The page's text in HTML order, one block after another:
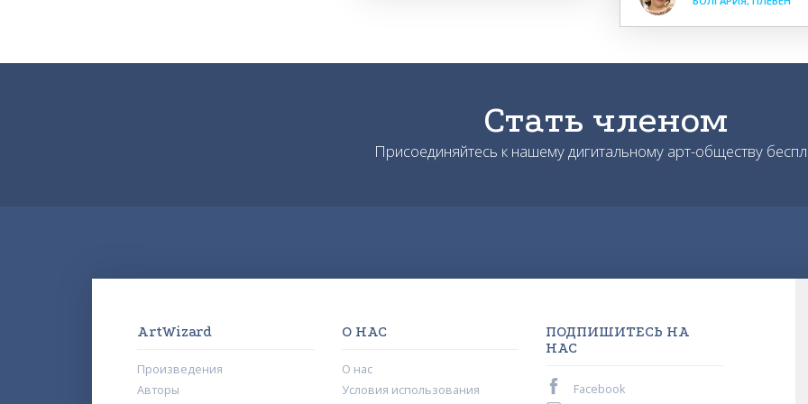
Стать членом
Присоединяйтесь к нашему дигитальному арт-обществу
ArtWizard
Произведения
Авторы
О НАС
О нас
Условия использования
ПОДПИШИТЕСЬ НА
НАС
Facebook